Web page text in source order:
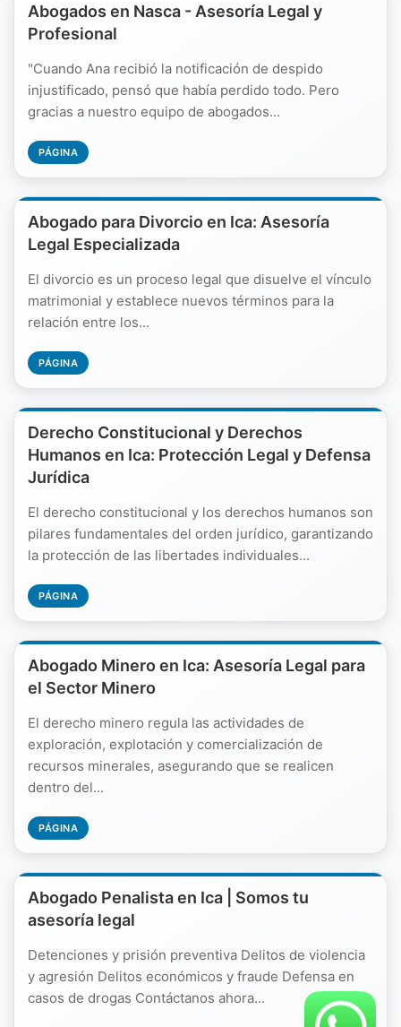
Abogados en Nasca - Asesoría Legal y
Profesional
"Cuando Ana recibió la notificación de despido
injustificado, pensó que había perdido todo. Pero
gracias a nuestro equipo de abogados...
PÁGINA
Abogado para Divorcio en Ica: Asesoría
Legal Especializada
El divorcio es un proceso legal que disuelve el vínculo
matrimonial y establece nuevos términos para la
relación entre los...
PÁGINA
Derecho Constitucional y Derechos
Humanos en Ica: Protección Legal y Defensa
Jurídica
El derecho constitucional y los derechos humanos son
pilares fundamentales del orden jurídico, garantizando
la protección de las libertades individuales...
PÁGINA
Abogado Minero en Ica: Asesoría Legal para
el Sector Minero
El derecho minero regula las actividades de
exploración, explotación y comercialización de
recursos minerales, asegurando que se realicen
dentro del...
PÁGINA
Abogado Penalista en Ica | Somos tu
asesoría legal
Detenciones y prisión preventiva Delitos de violencia
y agresión Delitos económicos y fraude Defensa en
casos de drogas Contáctanos ahora...